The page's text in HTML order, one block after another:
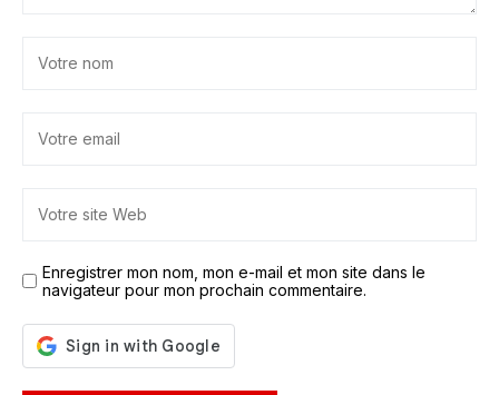
Enregistrer mon nom, mon e-mail et mon site dans le
navigateur pour mon prochain commentaire.